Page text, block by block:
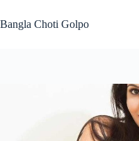
to
content
Bangla Choti Golpo